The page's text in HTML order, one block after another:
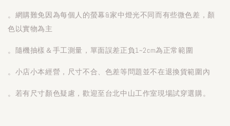
。網購難免因為每個人的螢幕&家中燈光不同而有些微色差，顏
色以實物為主
。隨機抽樣＆手工測量，單面誤差正負1~2cm為正常範圍
。小店小本經營，尺寸不合、色差等問題並不在退換貨範圍內
。若有尺寸顏色疑慮，歡迎至台北中山工作室現場試穿選購。